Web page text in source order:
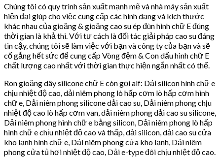
Chúng tôi có quy trình sản xuất mạnh mẽ và nhà máy sản xuất
hiện đại giúp cho việc cung cấp các hình dạng và kích thước
khác nhau của gioăng & gioăng cao su ép đùn hình chữ E đúng
thời gian là khả thi. Với tư cách là đối tác giải pháp cao su đáng
tin cậy, chúng tôi sẽ làm việc với bạn và công ty của bạn và sẽ
cố gắng hết sức để cung cấp Vòng đệm & Con dấu hình chữ E
chất lượng cao nhất với thời gian thực hiện ngắn nhất có thể.
Ron gioăng dây silicone chữ E còn gọi alf: Dải silicon hình chữ e
chịu nhiệt độ cao, dải niêm phong lò hấp cơm lò hấp cơm hình
chữ e, Dải niêm phong silicone dải cao su, Dải niêm phong chịu
nhiệt độ cao lò hấp cơm van, dải niêm phong dải cao su silicone,
Dải niêm phong hình chữ e bằng silicon, Dải niêm phong lò hấp
hình chữ e chịu nhiệt độ cao và thấp, dải silicon, dải cao su cửa
kho lạnh hình chữ e, Dải niêm phong cửa kho lạnh, Dải niêm
phong cửa tủ hơi nhiệt độ cao, Dải e-type đôi chịu nhiệt độ cao.